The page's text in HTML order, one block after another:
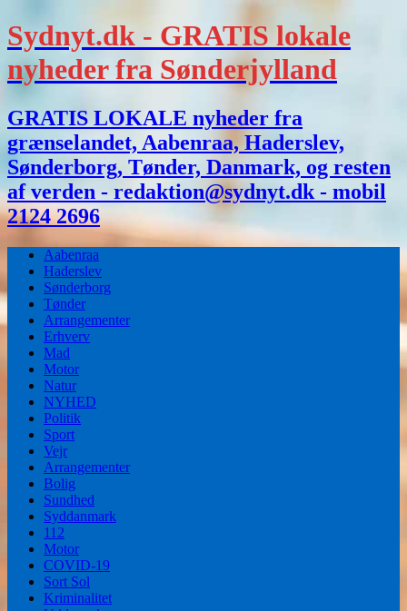
Sydnyt.dk - GRATIS lokale
nyheder fra Sønderjylland
GRATIS LOKALE nyheder fra
grænselandet, Aabenraa, Haderslev,
Sønderborg, Tønder, Danmark, og resten
af verden - redaktion@sydnyt.dk - mobil
2124 2696
Aabenraa
Haderslev
Sønderborg
Tønder
Arrangementer
Erhverv
Mad
Motor
Natur
NYHED
Politik
Sport
Vejr
Arrangementer
Bolig
Sundhed
Syddanmark
112
Motor
COVID-19
Sort Sol
Kriminalitet